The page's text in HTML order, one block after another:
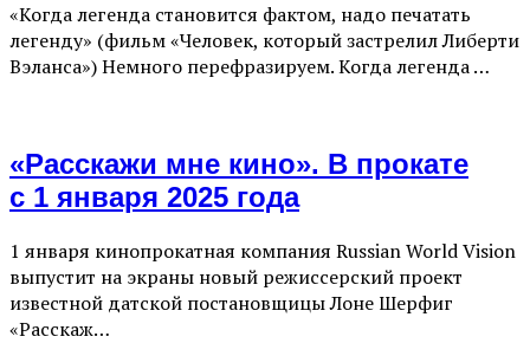
«Когда легенда становится фактом, надо печатать
легенду» (фильм «Человек, который застрелил Либерти
Вэланса») Немного перефразируем. Когда легенда …
«Расскажи мне кино». В прокате
с 1 января 2025 года
1 января кинопрокатная компания Russian World Vision
выпустит на экраны новый режиссерский проект
известной датской постановщицы Лоне Шерфиг
«Расскаж…